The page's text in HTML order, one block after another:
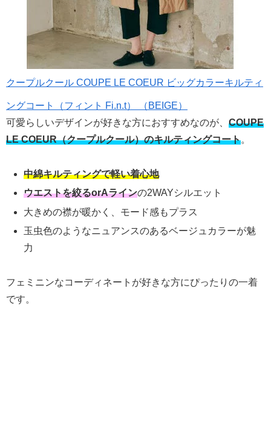
クープルクール COUPE LE COEUR ビッグカラーキルティ
ングコート（フィント Fi.n.t） （BEIGE）
可愛らしいデザインが好きな方におすすめなのが、 COUPE
LE COEUR（クープルクール）のキルティングコート。
中綿キルティングで軽い着心地
ウエストを絞るorAラインの2WAYシルエット
大きめの襟が暖かく、モード感もプラス
玉虫色のようなニュアンスのあるベージュカラーが魅
力
フェミニンなコーディネートが好きな方にぴったりの一着
です。